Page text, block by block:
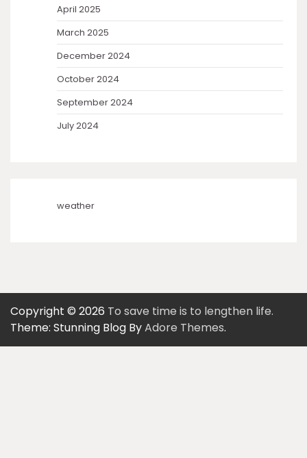
April 2025
March 2025
December 2024
October 2024
September 2024
July 2024
weather
Copyright © 2026 To save time is to lengthen life.
Theme: Stunning Blog ByAdore Themes.